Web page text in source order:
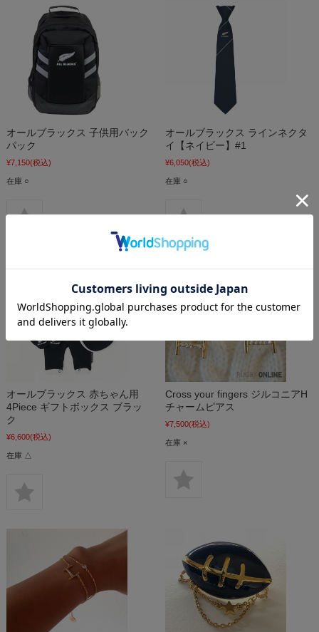
オールブラックス 子供用バック
パック
¥7,150(税込)
在庫 ○
オールブラックス ラインネクタ
イ【ネイビー】#1
¥6,050(税込)
在庫 ○
オールブラックス 赤ちゃん用
4Piece ギフトボックス ブラッ
ク
¥6,600(税込)
在庫 △
Cross your fingers ジルコニアH
チャームピアス
¥7,500(税込)
在庫 ×